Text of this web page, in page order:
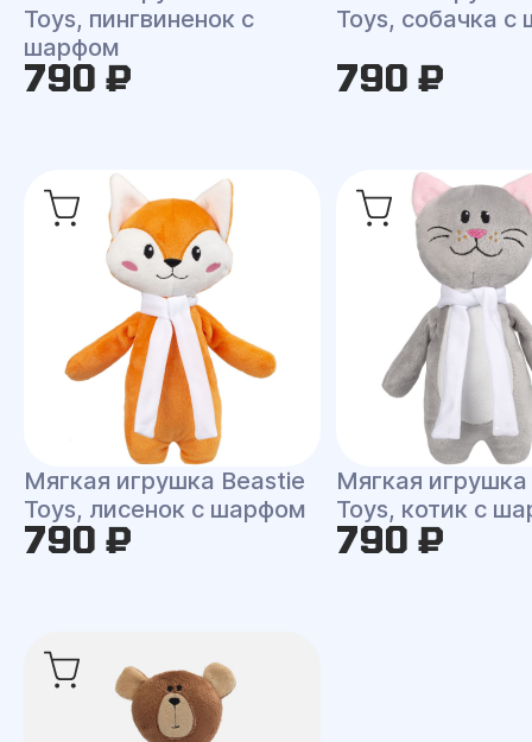
Toys, пингвиненок с
шарфом
790 ₽
Toys, собачка
790 ₽
Мягкая игрушка Beastie
Toys, лисенок с шарфом
790 ₽
Мягкая
Toys, котик с
790 ₽